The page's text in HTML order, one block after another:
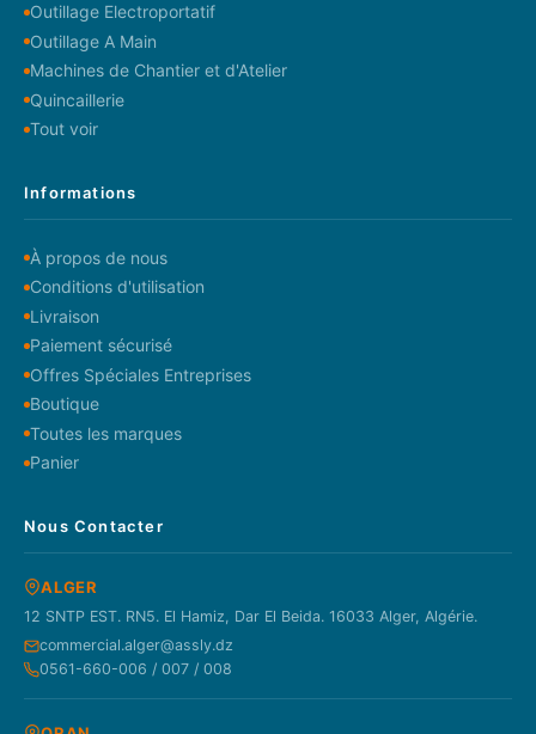
Outillage Electroportatif
Outillage A Main
Machines de Chantier et d'Atelier
Quincaillerie
Tout voir
Informations
À propos de nous
Conditions d'utilisation
Livraison
Paiement sécurisé
Offres Spéciales Entreprises
Boutique
Toutes les marques
Panier
Nous Contacter
ALGER
12 SNTP EST. RN5. El Hamiz, Dar El Beida. 16033 Alger, Algérie.
commercial.alger@assly.dz
0561-660-006 / 007 / 008